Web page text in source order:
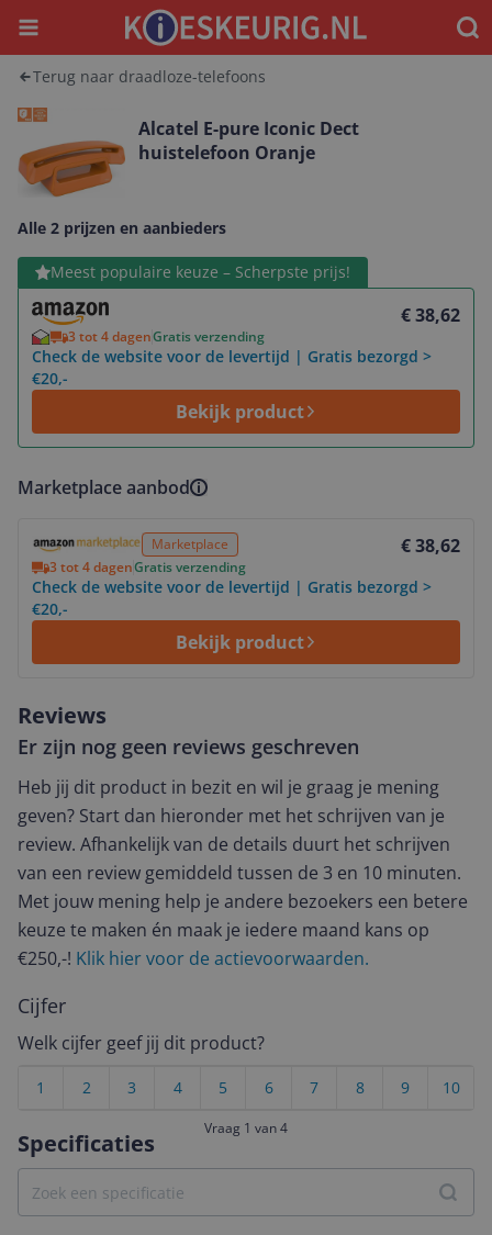
Menu
Terug naar draadloze-telefoons
Alcatel E-pure Iconic Dect
huistelefoon Oranje
Alle 2 prijzen en aanbieders
Meest populaire keuze – Scherpste prijs!
€ 38,62
3 tot 4 dagenGratis verzending
Check de website voor de levertijd | Gratis bezorgd >
€20,-
Bekijk product
Bekijk product
Marketplace aanbod
Marketplace € 38,62
3 tot 4 dagenGratis verzending
Check de website voor de levertijd | Gratis bezorgd >
€20,-
Bekijk product
Specificaties
Reviews
Er zijn nog geen reviews geschreven
Heb jij dit product in bezit en wil je graag je mening
geven? Start dan hieronder met het schrijven van je
review. Afhankelijk van de details duurt het schrijven
van een review gemiddeld tussen de 3 en 10 minuten.
Met jouw mening help je andere bezoekers een betere
keuze te maken én maak je iedere maand kans op
€250,-! Klik hier voor de actievoorwaarden.
Cijfer
Welk cijfer geef jij dit product?
10
9
8
7
6
5
4
3
2
1
Vraag 1 van 4